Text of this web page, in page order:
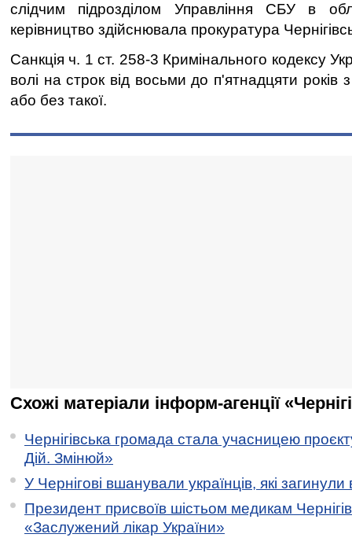
слідчим підрозділом Управління СБУ в
керівництво здійснювала прокуратура
Санкція ч. 1 ст. 258-3 Кримінального кодексу
волі на строк від восьми до п'ятнадцяти років
або без такої.
Схожі матеріали інформ-агенції
Чернігівська громада стала учасницею
Дій. Змінюй»
У Чернігові вшанували українців, які загинули
Президент присвоїв шістьом медикам
«Заслужений лікар України»